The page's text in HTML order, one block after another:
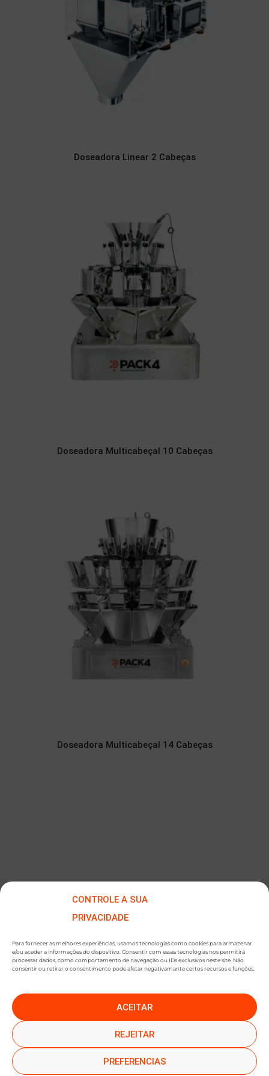
CONTROLE A SUA
PRIVACIDADE
Para fornecer as melhores experiências, usamos tecnologias como cookies para armazenar
e/ou aceder a informações do dispositivo. Consentir com essas tecnologias nos permitirá
processar dados, como comportamento de navegação ou IDs exclusivos neste site. Não
consentir ou retirar o consentimento pode afetar negativamante certos recursos e funções.
ACEITAR
REJEITAR
PREFERENCIAS
Doseadora Linear 2 Cabeças
Doseadora Multicabeçal 10 Cabeças
Doseadora Multicabeçal 14 Cabeças
●SUBSCREVER NEWSLETTER●